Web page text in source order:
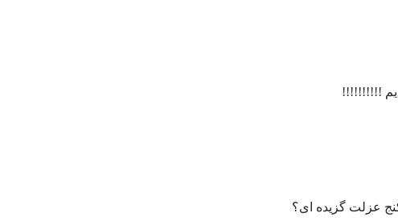
!!!!!!!!!!
عزلت گزیده ای؟